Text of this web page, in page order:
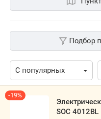
Подбор
-19%
SOC 4012BL